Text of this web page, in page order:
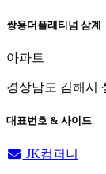
쌍용더플래티넘 삼계
아파트
경상남도 김해시
대표번호 & 사이드
JK컴퍼니